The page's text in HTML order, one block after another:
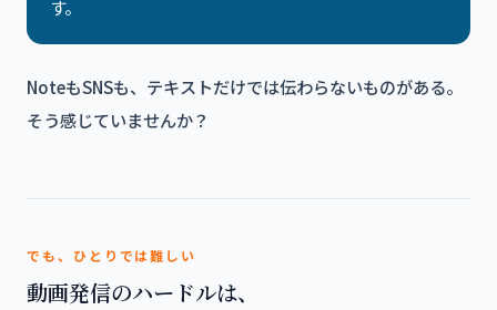
す。
NoteもSNSも、テキストだけでは伝わらないものがある。
そう感じていませんか？
でも、ひとりでは難しい
動画発信のハードルは、